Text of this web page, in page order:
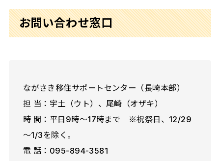
お問い合わせ窓口
ながさき移住サポートセンター（長崎本部）
担 当：宇土（ウト）、尾崎（オザキ）
時 間：平日9時～17時まで ※祝祭日、12/29
～1/3を除く。
電 話：095-894-3581